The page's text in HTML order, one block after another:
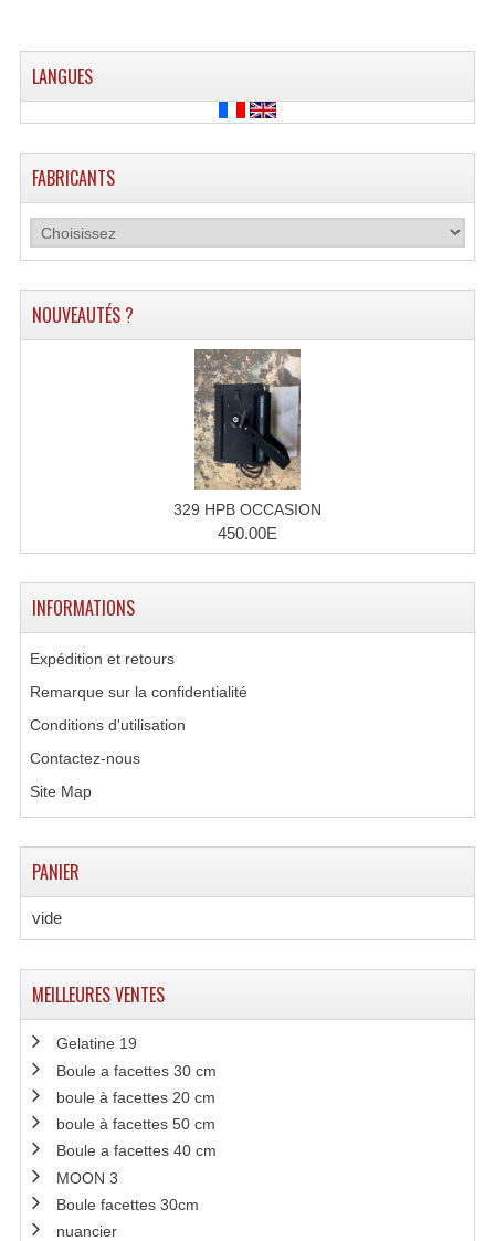
Flight Case Plasma Et Écran LCD
Flight Cases Platine Disque. Lecteurs CD
Flight Malettes Consoles T. Mixages
Flight-Case Pour Contrôleur DJ
Flight-Case Pour La Lumière
Malle Flight Multi-Usage
Meubles DJ
Rack 19" PRO Betonex
Sacs & Housses De Transport
Rack 19" STYLE VSR (capot En L)
Machines À Effets Fumées, Mousses, Liquid
Machines À Fumées
Effets Projection Et Jet De CO2
Lanceur De Flammes Et Cartouche De Gaz
Machine À Etincelles Froides
Machines À Bulles
LANGUES
FABRICANTS
NOUVEAUTÉS ?
329 HPB OCCASION
450.00E
INFORMATIONS
Expédition et retours
Remarque sur la confidentialité
Conditions d'utilisation
Contactez-nous
Site Map
PANIER
vide
MEILLEURES VENTES
Gelatine 19
Boule a facettes 30 cm
boule à facettes 20 cm
boule à facettes 50 cm
Boule a facettes 40 cm
MOON 3
Boule facettes 30cm
nuancier